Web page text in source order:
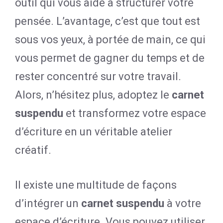
outil qui vous aide à structurer votre
pensée. L’avantage, c’est que tout est
sous vos yeux, à portée de main, ce qui
vous permet de gagner du temps et de
rester concentré sur votre travail.
Alors, n’hésitez plus, adoptez le carnet
suspendu et transformez votre espace
d’écriture en un véritable atelier
créatif.
Il existe une multitude de façons
d’intégrer un carnet suspendu à votre